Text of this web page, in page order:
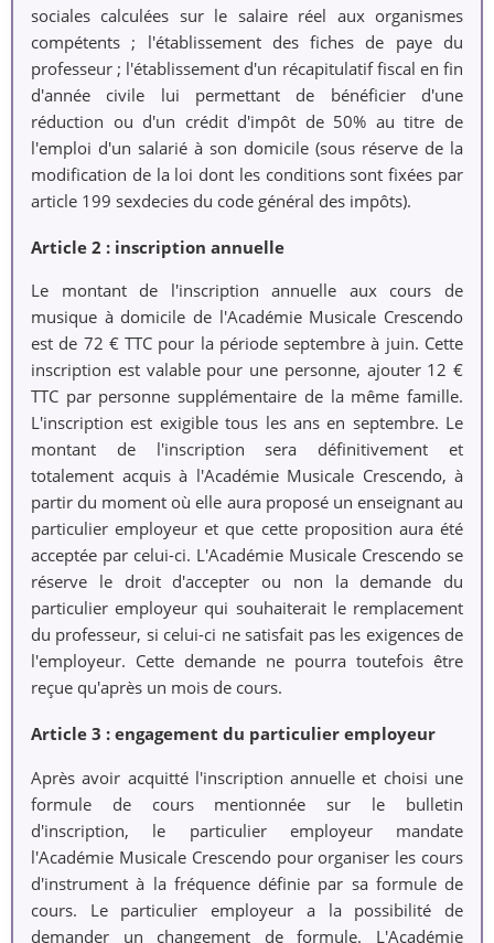
sociales calculées sur le salaire réel aux organismes
compétents ; l'établissement des fiches de paye du
professeur ; l'établissement d'un récapitulatif fiscal en fin
d'année civile lui permettant de bénéficier d'une
réduction ou d'un crédit d'impôt de 50% au titre de
l'emploi d'un salarié à son domicile (sous réserve de la
modification de la loi dont les conditions sont fixées par
article 199 sexdecies du code général des impôts).
Article 2 : inscription annuelle
Le montant de l'inscription annuelle aux cours de
musique à domicile de l'Académie Musicale Crescendo
est de 72 € TTC pour la période septembre à juin. Cette
inscription est valable pour une personne, ajouter 12 €
TTC par personne supplémentaire de la même famille.
L'inscription est exigible tous les ans en septembre. Le
montant de l'inscription sera définitivement et
totalement acquis à l'Académie Musicale Crescendo, à
partir du moment où elle aura proposé un enseignant au
particulier employeur et que cette proposition aura été
acceptée par celui-ci. L'Académie Musicale Crescendo se
réserve le droit d'accepter ou non la demande du
particulier employeur qui souhaiterait le remplacement
du professeur, si celui-ci ne satisfait pas les exigences de
l'employeur. Cette demande ne pourra toutefois être
reçue qu'après un mois de cours.
Article 3 : engagement du particulier employeur
Après avoir acquitté l'inscription annuelle et choisi une
formule de cours mentionnée sur le bulletin
d'inscription, le particulier employeur mandate
l'Académie Musicale Crescendo pour organiser les cours
d'instrument à la fréquence définie par sa formule de
cours. Le particulier employeur a la possibilité de
demander un changement de formule. L'Académie